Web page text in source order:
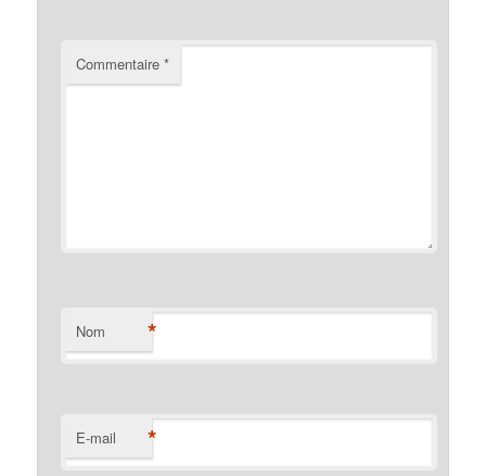
Commentaire*
Nom *
E-mail *